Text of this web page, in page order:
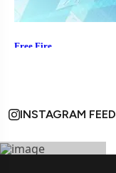
INSTAGRAM FEED